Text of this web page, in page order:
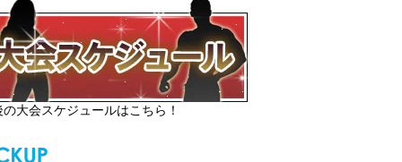
の大会スケジュールはこちら！